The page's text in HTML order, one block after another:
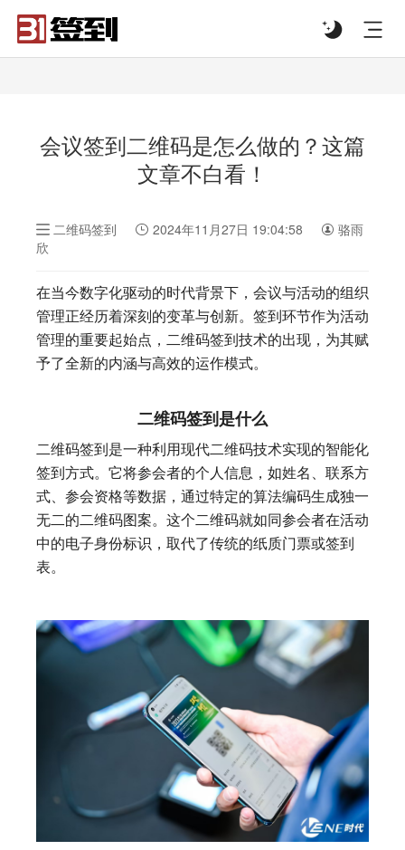
会议签到二维码是怎么做的？这篇
文章不白看！
二维码签到 2024年11月27日 19:04:58
骆雨
欣
在当今数字化驱动的时代背景下，会议与活动的组织
管理正经历着深刻的变革与创新。签到环节作为活动
管理的重要起始点，二维码签到技术的出现，为其赋
予了全新的内涵与高效的运作模式。
二维码签到是什么
二维码签到是一种利用现代二维码技术实现的智能化
签到方式。它将参会者的个人信息，如姓名、联系方
式、参会资格等数据，通过特定的算法编码生成独一
无二的二维码图案。这个二维码就如同参会者在活动
中的电子身份标识，取代了传统的纸质门票或签到
表。